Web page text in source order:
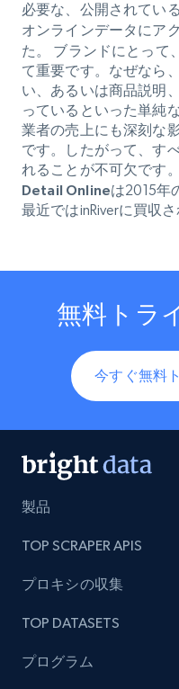
必要な、公開されている
オンラインデータにア
た。 ブランドにとって
て重要です。なぜなら
い、あるいは商品説明
っているといった単純
業者の売上にも深刻な
です。したがって、す
れることが不可欠です
Detail Onlineは2015年
最近ではinRiverに買収さ
無料トラ
今すぐ無料
製品
TOP SCRAPER APIS
プロキシの収集
TOP DATASETS
プログラム